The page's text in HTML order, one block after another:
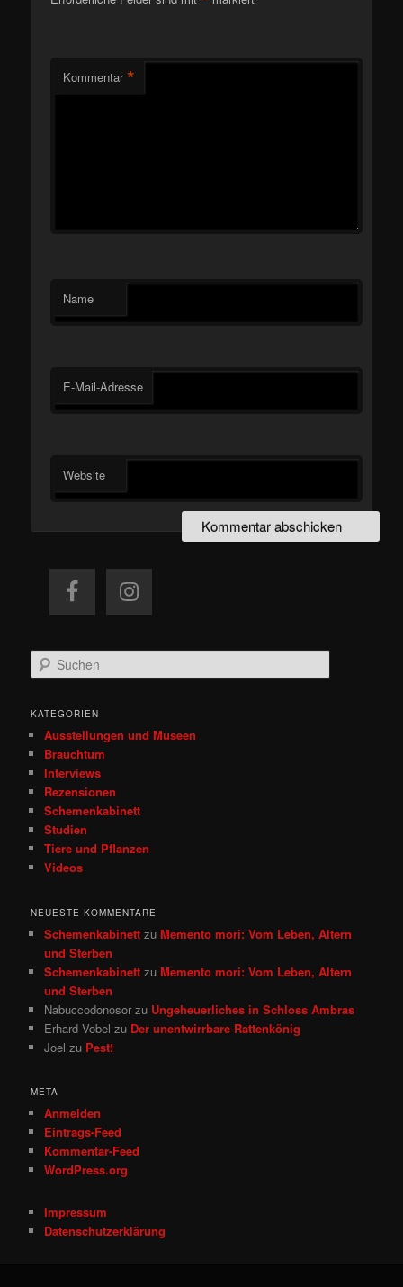
Kommentar *
Name
E-Mail-Adresse
Website
u
h
KATEGORIEN
Ausstellungen und Museen
Brauchtum
Interviews
Rezensionen
Schemenkabinett
Studien
Tiere und Pflanzen
Videos
NEUESTE KOMMENTARE
Schemenkabinett zuMemento mori: Vom Leben, Altern
und Sterben
Schemenkabinett zuMemento mori: Vom Leben, Altern
und Sterben
Nabuccodonosor zu Ungeheuerliches in Schloss Ambras
Erhard Vobel zu Der unentwirrbare Rattenkönig
Joel zu Pest!
META
Anmelden
Eintrags-Feed
Kommentar-Feed
WordPress.org
Impressum
Datenschutzerklärung